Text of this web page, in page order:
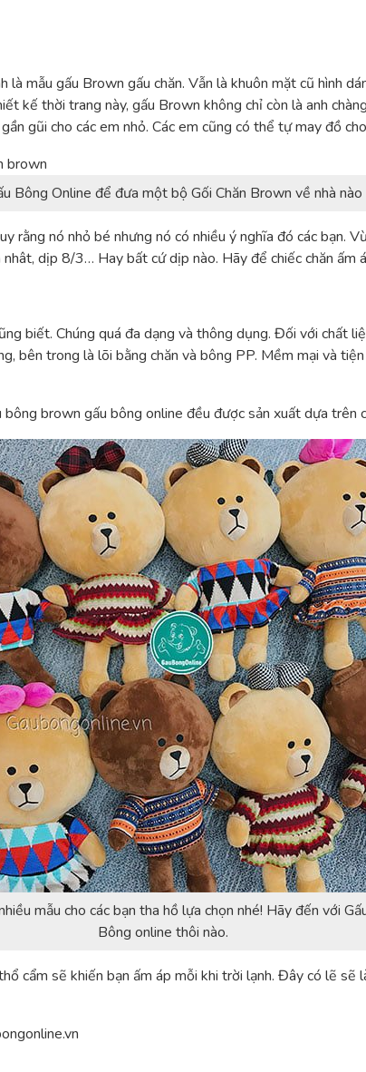
là mẫu gấu Brown gấu chăn. Vẫn là khuôn mặt cũ hình
kế thời trang này, gấu Brown không chỉ còn là anh
gũi cho các em nhỏ. Các em cũng có thể tự may đồ
Bông Online để đưa một bộ Gối Chăn Brown về nhà nào
rằng nó nhỏ bé nhưng nó có nhiều ý nghĩa đó các bạn.
dịp 8/3… Hay bất cứ dịp nào. Hãy để chiếc chăn ấm
biết. Chúng quá đa dạng và thông dụng. Đối với chất
bên trong là lõi bằng chăn và bông PP. Mềm mại và
brown gấu bông online đều được sản xuất dựa trên
mẫu cho các bạn tha hồ lựa chọn nhé! Hãy đến với
Bông online thôi nào.
cẩm sẽ khiến bạn ấm áp mỗi khi trời lạnh. Đây có lẽ sẽ